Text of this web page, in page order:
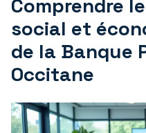
Comprendre
social et
de la Banque
Occitane